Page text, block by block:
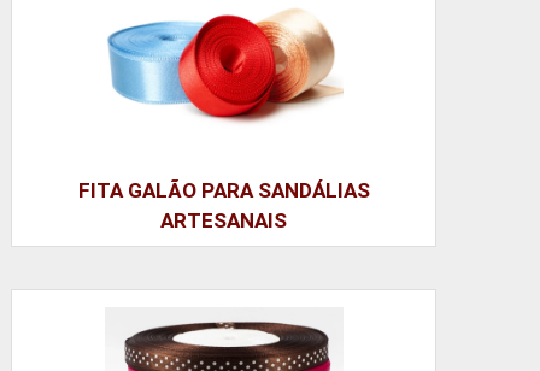
FITA GALÃO PARA SANDÁLIAS
ARTESANAIS